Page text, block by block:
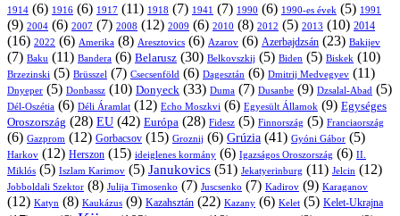
1914 (6) 1916 (6) 1917 (11) 1918 (7) 1941 (7) 1990 (6) 1990-es évek (5) 1991
(9) 2004 (6) 2007 (7) 2008 (12) 2009 (6) 2010 (8) 2012 (5) 2013 (10) 2014
(16) 2022 (6) Amerika (8) Aresztovics (6) Azarov (6) Azerbajdzsán (23) Bakijev
(7) Baku (11) Bandera (6) Belarusz (30) Belkovszkij (5) Biden (5) Biskek (10)
Brzezinski (5) Brüsszel (7) Csecsenföld (6) Dagesztán (6) Dmitrij Medvegyev (11)
Dnyeper (5) Donbassz (10) Donyeck (33) Duma (7) Dusanbe (9) Dzsalal-Abad (5)
Dél-Oszétia (6) Déli Áramlat (12) Echo Moszkvi (6) Egyesült Államok (9) Egységes
Oroszország (28) EU (42) Európa (28) Fidesz (5) Finnország (5) Franciaország
(6) Gazprom (12) Gorbacsov (15) Groznij (6) Grúzia (41) Gyóni Gábor (5)
Harkov (12) Herszon (15) ideiglenes kormány (6) Igazságos Oroszország (6) II.
Miklós (5) Iszlam Karimov (5) Janukovics (51) Jekatyerinburg (11) Jelcin (12)
Jobboldali Szektor (8) Julija Timosenko (7) Juscsenko (7) Kadirov (9) Karaganov
(12) Katyn (8) Kaukázus (9) Kazahsztán (22) Kazany (6) Kelet (5) Kelet-Ukrajna